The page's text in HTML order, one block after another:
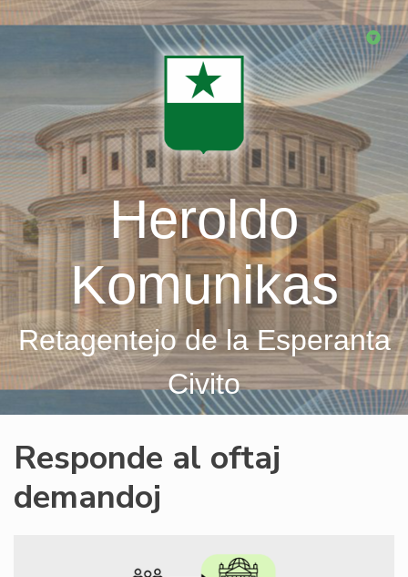
Skip
Heroldo
Komunikas
Retagentejo de la Esperanta
Civito
Responde al oftaj
demandoj